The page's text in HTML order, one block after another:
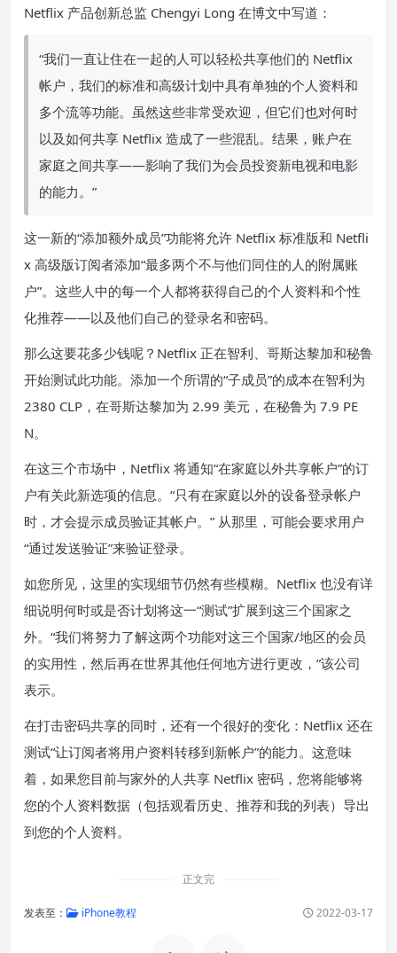
Netflix 产品创新总监 Chengyi Long 在博文中写道：
“我们一直让住在一起的人可以轻松共享他们的 Netflix
帐户，我们的标准和高级计划中具有单独的个人资料和
多个流等功能。虽然这些非常受欢迎，但它们也对何时
以及如何共享 Netflix 造成了一些混乱。结果，账户在
家庭之间共享——影响了我们为会员投资新电视和电影
的能力。”
这一新的“添加额外成员”功能将允许 Netflix 标准版和 Netfli
x 高级版订阅者添加“最多两个不与他们同住的人的附属账
户”。这些人中的每一个人都将获得自己的个人资料和个性
化推荐——以及他们自己的登录名和密码。
那么这要花多少钱呢？Netflix 正在智利、哥斯达黎加和秘鲁
开始测试此功能。添加一个所谓的“子成员”的成本在智利为
2380 CLP，在哥斯达黎加为 2.99 美元，在秘鲁为 7.9 PE
N。
在这三个市场中，Netflix 将通知“在家庭以外共享帐户”的订
户有关此新选项的信息。“只有在家庭以外的设备登录帐户
时，才会提示成员验证其帐户。” 从那里，可能会要求用户
“通过发送验证”来验证登录。
如您所见，这里的实现细节仍然有些模糊。Netflix 也没有详
细说明何时或是否计划将这一“测试”扩展到这三个国家之
外。“我们将努力了解这两个功能对这三个国家/地区的会员
的实用性，然后再在世界其他任何地方进行更改，”该公司
表示。
在打击密码共享的同时，还有一个很好的变化：Netflix 还在
测试“让订阅者将用户资料转移到新帐户”的能力。这意味
着，如果您目前与家外的人共享 Netflix 密码，您将能够将
您的个人资料数据（包括观看历史、推荐和我的列表）导出
到您的个人资料。
正文完
发表至： iPhone教程 2022-03-17